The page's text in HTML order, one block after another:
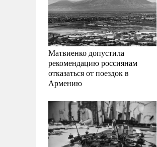
Матвиенко допустила
рекомендацию россиянам
отказаться от поездок в
Армению